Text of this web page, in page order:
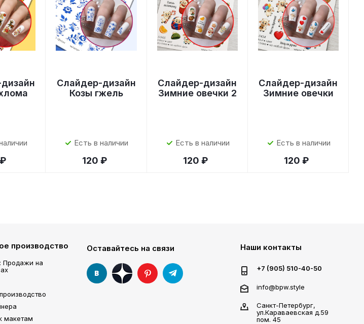
Слайдер-дизайн
Козы гжель
Есть в наличии
120 ₽
Слайдер-дизайн
Зимние овечки 2
Есть в наличии
120 ₽
Слайдер-дизайн
Зимние овечки
Есть в наличии
120 ₽
производство
Продажи на
макетам
Оставайтесь на связи Наши контакты
+7 (905) 510-40-50
info@bpw.style
Санкт-Петербург,
ул.Караваевская д.59
пом. 45